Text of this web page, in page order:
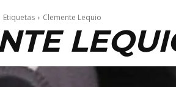
Etiquetas Clemente Lequio